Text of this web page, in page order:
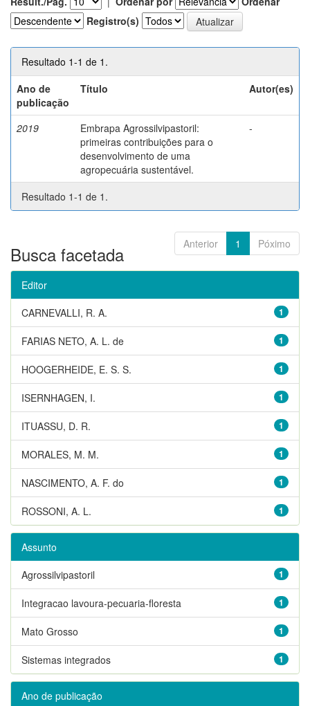
Registro(s)
Resultado 1-1 de 1.
Ano de
publicação
Título Autor(es)
2019
Embrapa Agrossilvipastoril:
primeiras contribuições para o
desenvolvimento de uma
agropecuária sustentável.
-
Resultado 1-1 de 1.
Anterior 1 Póximo
Busca facetada
Editor
1
CARNEVALLI, R. A.
1
FARIAS NETO, A. L. de
1
HOOGERHEIDE, E. S. S.
1
ISERNHAGEN, I.
1
ITUASSU, D. R.
1
MORALES, M. M.
1
NASCIMENTO, A. F. do
1
ROSSONI, A. L.
Assunto
1
Agrossilvipastoril
1
Integracao lavoura-pecuaria-floresta
1
Mato Grosso
1
Sistemas integrados
Ano de publicação